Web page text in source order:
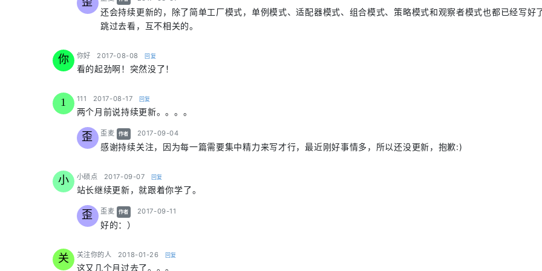
还会持续更新的，除了简单工厂模式，单例模式、适配器模式、组合模式、策略模式和观察者模式也都已经写好
跳过去看，互不相关的。
你 你好 says:
2017-08-08 回复
看的起劲啊！突然没了！
1 111 says:
2017-08-17 回复
两个月前说持续更新。。。。
歪 歪麦 says:
作者 2017-09-04
感谢持续关注，因为每一篇需要集中精力来写才行，最近刚好事情多，所以还没更新，抱歉:)
小 小硕点 says:
2017-09-07 回复
站长继续更新，就跟着你学了。
歪 歪麦 says:
作者 2017-09-11
好的：）
关 关注你的人 says:
2018-01-26 回复
这又几个月过去了。。。